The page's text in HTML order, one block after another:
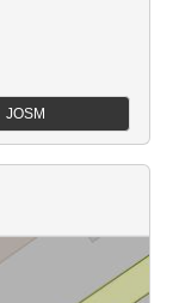
JOSM